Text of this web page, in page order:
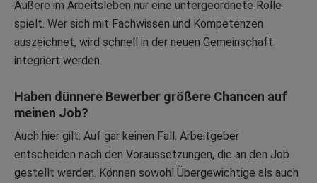
Äußere im Arbeitsleben nur eine untergeordnete Rolle
spielt. Wer sich mit Fachwissen und Kompetenzen
auszeichnet, wird schnell in der neuen Gemeinschaft
integriert werden.
Haben dünnere Bewerber größere Chancen auf
meinen Job?
Auch hier gilt: Auf gar keinen Fall. Arbeitgeber
entscheiden nach den Voraussetzungen, die an den Job
gestellt werden. Können sowohl Übergewichtige als auch